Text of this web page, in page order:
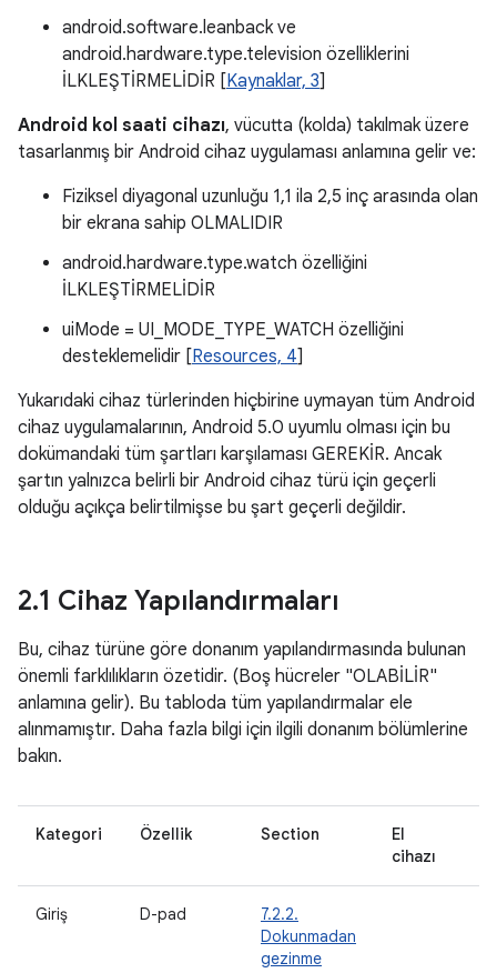
android.software.leanback ve
android.hardware.type.television özelliklerini
İLKLEŞTİRMELİDİR [Kaynaklar, 3]
Android kol saati cihazı, vücutta (kolda) takılmak üzere
tasarlanmış bir Android cihaz uygulaması anlamına gelir ve:
Fiziksel diyagonal uzunluğu 1,1 ila 2,5 inç arasında olan
bir ekrana sahip OLMALIDIR
android.hardware.type.watch özelliğini
İLKLEŞTİRMELİDİR
uiMode = UI_MODE_TYPE_WATCH özelliğini
desteklemelidir [Resources, 4]
Yukarıdaki cihaz türlerinden hiçbirine uymayan tüm Android
cihaz uygulamalarının, Android 5.0 uyumlu olması için bu
dokümandaki tüm şartları karşılaması GEREKİR. Ancak
şartın yalnızca belirli bir Android cihaz türü için geçerli
olduğu açıkça belirtilmişse bu şart geçerli değildir.
2.1 Cihaz Yapılandırmaları
Bu, cihaz türüne göre donanım yapılandırmasında bulunan
önemli farklılıkların özetidir. (Boş hücreler "OLABİLİR"
anlamına gelir). Bu tabloda tüm yapılandırmalar ele
alınmamıştır. Daha fazla bilgi için ilgili donanım bölümlerine
bakın.
Kategori Özellik Section
El
cihazı
Giriş D-pad
7.2.2.
Dokunmadan
gezinme